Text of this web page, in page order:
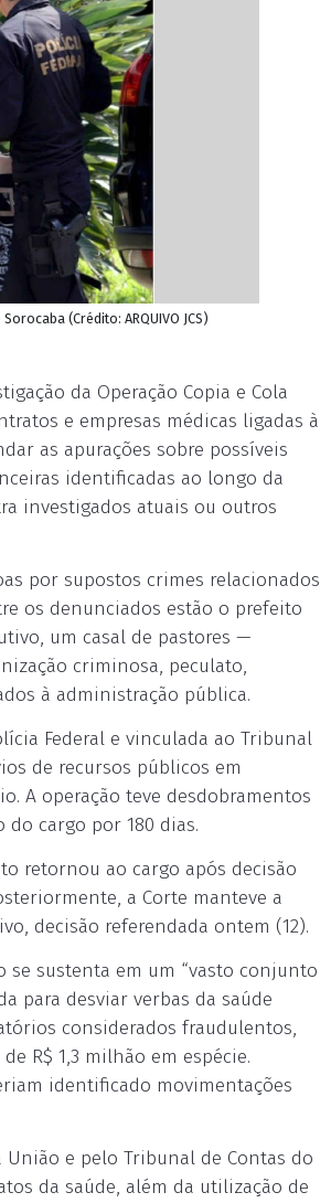
(Crédito: ARQUIVO JCS)
da Operação Copia e Cola
e empresas médicas ligadas à
as apurações sobre possíveis
identificadas ao longo da
investigados atuais ou outros
por supostos crimes relacionados
os denunciados estão o prefeito
um casal de pastores —
criminosa, peculato,
à administração pública.
Federal e vinculada ao Tribunal
de recursos públicos em
A operação teve desdobramentos
cargo por 180 dias.
retornou ao cargo após decisão
a Corte manteve a
decisão referendada ontem (12).
se sustenta em um “vasto conjunto
para desviar verbas da saúde
considerados fraudulentos,
R$ 1,3 milhão em espécie.
identificado movimentações
e pelo Tribunal de Contas do
da saúde, além da utilização de